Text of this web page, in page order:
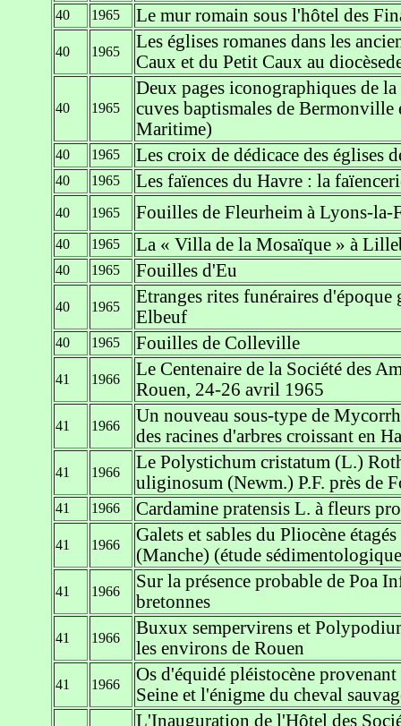
40 1965 Le mur romain sous l'hôtel des
40 1965
Les églises romanes dans les
Caux et du Petit Caux au
40 1965
Deux pages iconographiques de
cuves baptismales de
Maritime)
40 1965 Les croix de dédicace des églises
40 1965 Les faïences du Havre : la
40 1965 Fouilles de Fleurheim à Lyons-la-
40 1965 La « Villa de la Mosaïque » à
40 1965 Fouilles d'Eu
40 1965
Etranges rites funéraires
Elbeuf
40 1965 Fouilles de Colleville
41 1966
Le Centenaire de la Société des
Rouen, 24-26 avril 1965
41 1966
Un nouveau sous-type de
des racines d'arbres croissant en
41 1966
Le Polystichum cristatum (L.)
uliginosum (Newm.) P.F. près de
41 1966 Cardamine pratensis L. à fleurs
41 1966
Galets et sables du Pliocène
(Manche) (étude
41 1966
Sur la présence probable de Poa
bretonnes
41 1966
Buxux sempervirens et
les environs de Rouen
41 1966
Os d'équidé pléistocène
Seine et l'énigme du cheval
L'Inauguration de l'Hôtel des